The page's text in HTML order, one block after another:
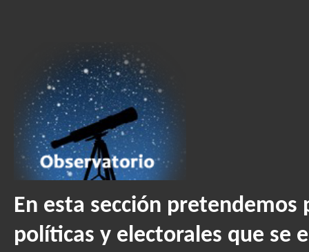
En esta sección
políticas y electorales que se